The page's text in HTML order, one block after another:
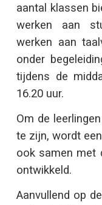
aantal klassen
werken aan
werken aan
onder
tijdens de
16.20 uur.
Om de
te zijn, wordt
ook samen met
ontwikkeld.
Aanvullend op